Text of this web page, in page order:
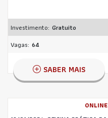
Investimento: Gratuito
Vagas: 64
SABER MAIS
ONLINE